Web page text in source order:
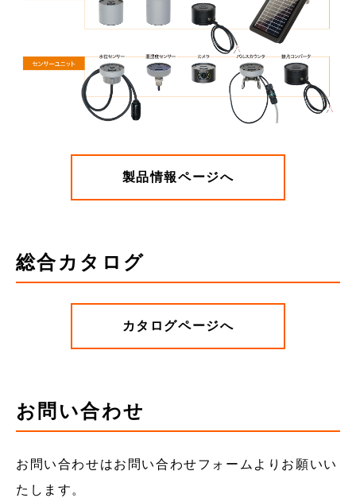
製品情報ページへ
総合カタログ
カタログページへ
お問い合わせ
お問い合わせはお問い合わせフォームよりお願いい
たします。